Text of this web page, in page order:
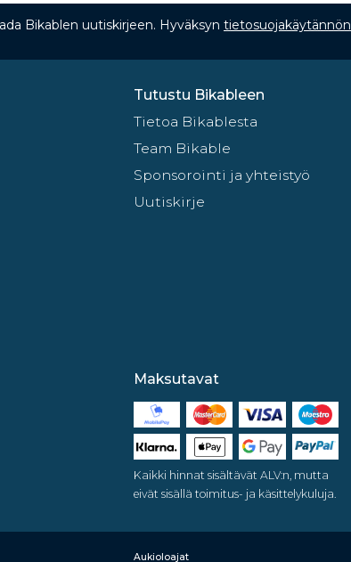
Bikablen uutiskirjeen. Hyväksyn tietosuojakäytännön
Tutustu Bikableen
Tietoa Bikablesta
Team Bikable
Sponsorointi ja yhteistyö
Uutiskirje
Maksutavat
Kaikki hinnat sisältävät ALV:n, mutta
eivät sisällä toimitus- ja käsittelykuluja.
Aukioloajat